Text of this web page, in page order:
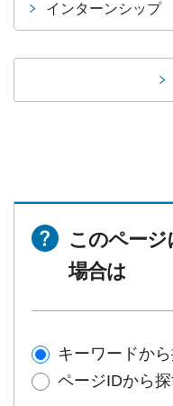
インターンシップ
このペー
場合は
キーワードか
ページIDから